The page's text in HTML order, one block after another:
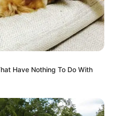
Have Nothing To Do With